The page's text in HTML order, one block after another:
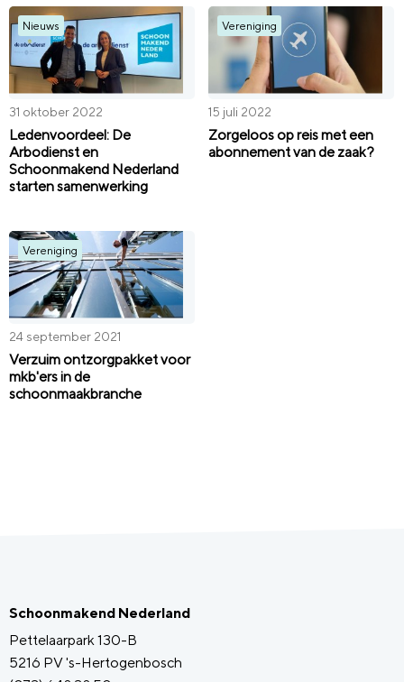
Nieuws
31 oktober 2022
Ledenvoordeel: De
Arbodienst en
Schoonmakend Nederland
starten samenwerking
Vereniging
15 juli 2022
Zorgeloos op reis met een
abonnement van de zaak?
Vereniging
24 september 2021
Verzuim ontzorgpakket voor
mkb'ers in de
schoonmaakbranche
Schoonmakend Nederland
Pettelaarpark 130-B
5216 PV 's-Hertogenbosch